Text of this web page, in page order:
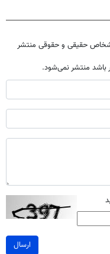
حقیقی و حقوقی منتشر
باشد منتشر نمی‌شود.
ارسال